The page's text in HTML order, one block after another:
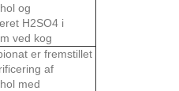
og
H2SO4 i
ved kog
er fremstillet
af
med